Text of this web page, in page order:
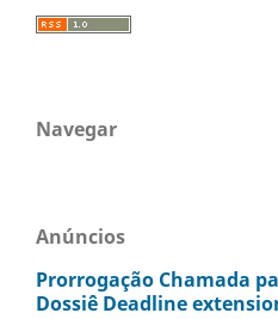
Navegar
Anúncios
Prorrogação Chamada
Dossiê Deadline